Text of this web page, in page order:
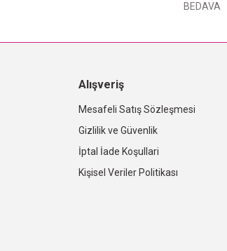
BEDAVA
Alışveriş
Mesafeli Satış Sözleşmesi
Gizlilik ve Güvenlik
İptal İade Koşullari
Kişisel Veriler Politikası